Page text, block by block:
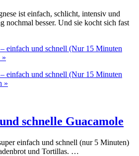
ist einfach, schlicht, intensiv und
nochmal besser. Und sie kocht sich fast
einfach und schnell (Nur 15 Minuten
»
einfach und schnell (Nur 15 Minuten
»
schnelle Guacamole
einfach und schnell (nur 5 Minuten)
und Tortillas. …